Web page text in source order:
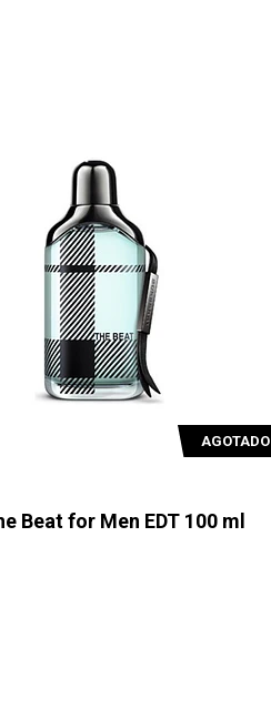
AGOTADO
Beat for Men EDT 100 ml